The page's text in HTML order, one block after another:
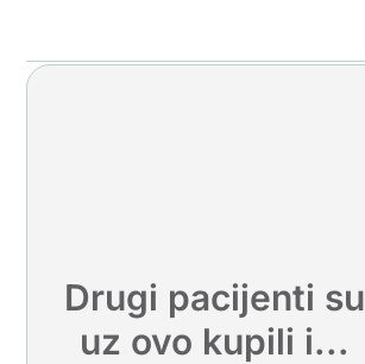
Drugi pacijenti su
uz ovo kupili i...